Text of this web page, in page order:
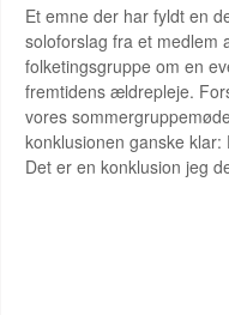
Et emne der har fyldt en
soloforslag fra et medlem
folketingsgruppe om en
fremtidens ældrepleje.
vores
konklusionen ganske
Det er en konklusion jeg